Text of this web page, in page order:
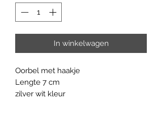
In winkelwagen
Oorbel met haakje
Lengte 7 cm
zilver wit kleur